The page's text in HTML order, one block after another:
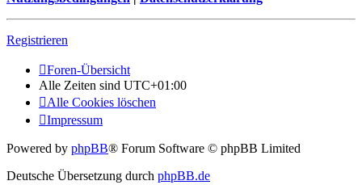
Registrieren
Foren-Übersicht
Alle Zeiten sind UTC+01:00
Alle Cookies löschen
Impressum
Powered by phpBB® Forum Software © phpBB Limited
Deutsche Übersetzung durch phpBB.de